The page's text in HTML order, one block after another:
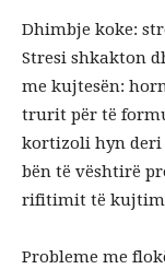
Dhimbje koke:
Stresi shkakton
me kujtesën:
trurit për të
kortizoli hyn deri
bën të vështirë
rifitimit të
Probleme me